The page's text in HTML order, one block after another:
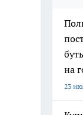
на
23